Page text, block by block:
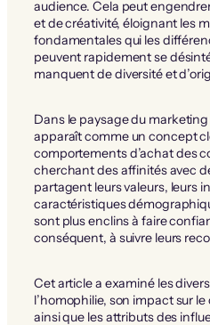
audience. Cela peut
et de créativité, éloignant les
fondamentales qui les
peuvent rapidement se
manquent de diversité et
Dans le paysage du
apparaît comme un concept
comportements d’achat des
cherchant des affinités avec
partagent leurs valeurs, leurs
caractéristiques
sont plus enclins à faire
conséquent, à suivre leurs
Cet article a examiné les
l’homophilie, son impact sur
ainsi que les attributs des